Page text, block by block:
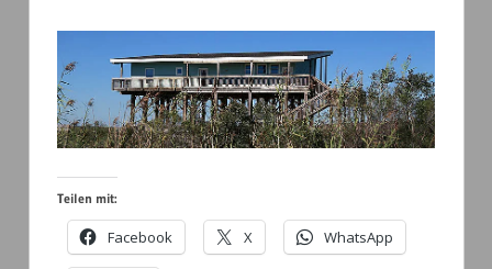
Teilen mit:
Facebook X WhatsApp